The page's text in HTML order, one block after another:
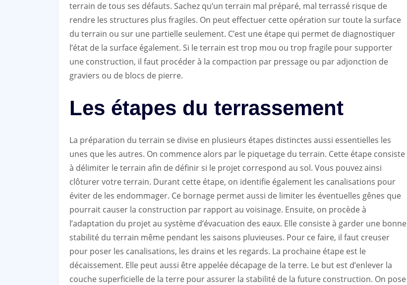
terrain de tous ses défauts. Sachez qu’un terrain mal préparé, mal terrassé risque de
rendre les structures plus fragiles. On peut effectuer cette opération sur toute la surface
du terrain ou sur une partielle seulement. C’est une étape qui permet de diagnostiquer
l’état de la surface également. Si le terrain est trop mou ou trop fragile pour supporter
une construction, il faut procéder à la compaction par pressage ou par adjonction de
graviers ou de blocs de pierre.
Les étapes du terrassement
La préparation du terrain se divise en plusieurs étapes distinctes aussi essentielles les
unes que les autres. On commence alors par le piquetage du terrain. Cette étape consiste
à délimiter le terrain afin de définir si le projet correspond au sol. Vous pouvez ainsi
clôturer votre terrain. Durant cette étape, on identifie également les canalisations pour
éviter de les endommager. Ce bornage permet aussi de limiter les éventuelles gênes que
pourrait causer la construction par rapport au voisinage. Ensuite, on procède à
l’adaptation du projet au système d’évacuation des eaux. Elle consiste à garder une bonne
stabilité du terrain même pendant les saisons pluvieuses. Pour ce faire, il faut creuser
pour poser les canalisations, les drains et les regards. La prochaine étape est le
décaissement. Elle peut aussi être appelée décapage de la terre. Le but est d’enlever la
couche superficielle de la terre pour assurer la stabilité de la future construction. On pose